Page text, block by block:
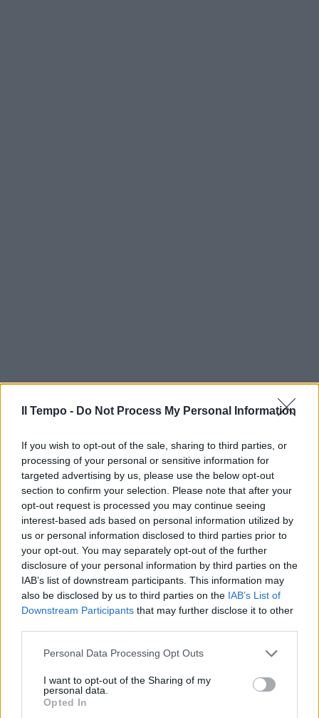
Il Tempo - Do Not Process My Personal Information
If you wish to opt-out of the sale, sharing to third parties, or
processing of your personal or sensitive information for
targeted advertising by us, please use the below opt-out
section to confirm your selection. Please note that after your
opt-out request is processed you may continue seeing
interest-based ads based on personal information utilized by
us or personal information disclosed to third parties prior to
your opt-out. You may separately opt-out of the further
disclosure of your personal information by third parties on the
IAB’s list of downstream participants. This information may
also be disclosed by us to third parties on the IAB’s List of
Downstream Participants that may further disclose it to other
Personal Data Processing Opt Outs
I want to opt-out of the Sharing of my
personal data.
Opted In